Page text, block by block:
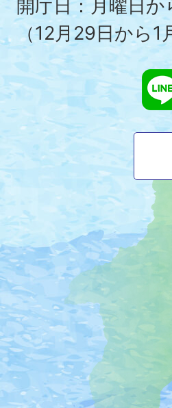
磯
町
の
位
置
を
記
し
た
開庁日：月曜日
（12月29日から1